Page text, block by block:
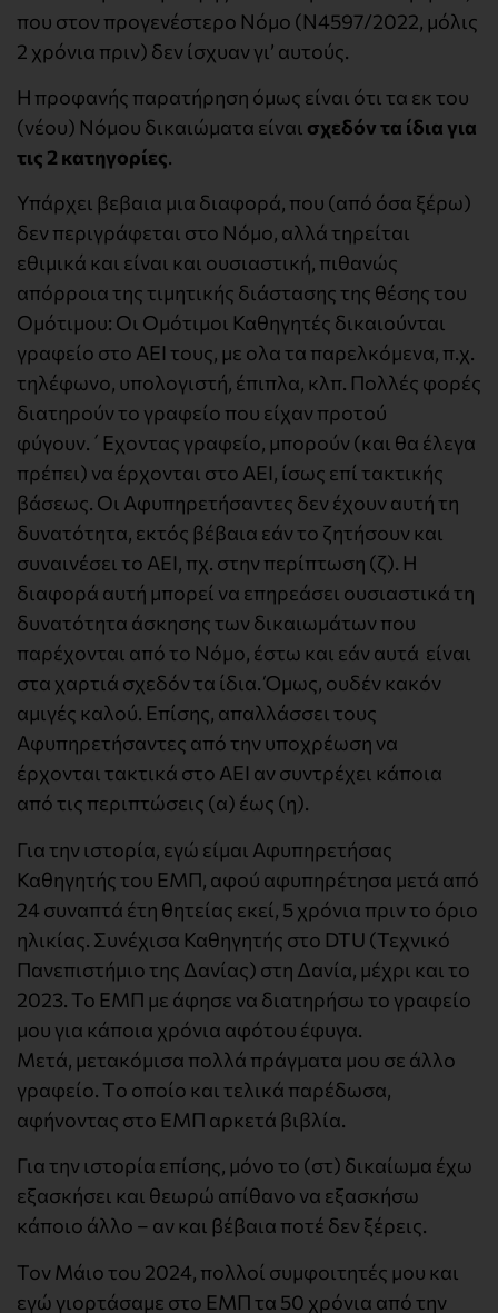
που στον προγενέστερο Νόμο (Ν4597/2022, μόλις
2 χρόνια πριν) δεν ίσχυαν γι’ αυτούς.
Η προφανής παρατήρηση όμως είναι ότι τα εκ του
(νέου) Νόμου δικαιώματα είναι σχεδόν τα ίδια για
τις 2 κατηγορίες.
Υπάρχει βεβαια μια διαφορά, που (από όσα ξέρω)
δεν περιγράφεται στο Νόμο, αλλά τηρείται
εθιμικά και είναι και ουσιαστική, πιθανώς
απόρροια της τιμητικής διάστασης της θέσης του
Ομότιμου: Οι Ομότιμοι Καθηγητές δικαιούνται
γραφείο στο ΑΕΙ τους, με ολα τα παρελκόμενα, π.χ.
τηλέφωνο, υπολογιστή, έπιπλα, κλπ. Πολλές φορές
διατηρούν το γραφείο που είχαν προτού
φύγουν.΄Εχοντας γραφείο, μπορούν (και θα έλεγα
πρέπει) να έρχονται στο ΑΕΙ, ίσως επί τακτικής
βάσεως. Οι Αφυπηρετήσαντες δεν έχουν αυτή τη
δυνατότητα, εκτός βέβαια εάν το ζητήσουν και
συναινέσει το ΑΕΙ, πχ. στην περίπτωση (ζ). Η
διαφορά αυτή μπορεί να επηρεάσει ουσιαστικά τη
δυνατότητα άσκησης των δικαιωμάτων που
παρέχονται από το Νόμο, έστω και εάν αυτά είναι
στα χαρτιά σχεδόν τα ίδια. Όμως, ουδέν κακόν
αμιγές καλού. Επίσης, απαλλάσσει τους
Αφυπηρετήσαντες από την υποχρέωση να
έρχονται τακτικά στο ΑΕΙ αν συντρέχει κάποια
από τις περιπτώσεις (α) έως (η).
Για την ιστορία, εγώ είμαι Αφυπηρετήσας
Καθηγητής του ΕΜΠ, αφού αφυπηρέτησα μετά από
24 συναπτά έτη θητείας εκεί, 5 χρόνια πριν το όριο
ηλικίας. Συνέχισα Καθηγητής στο DTU (Τεχνικό
Πανεπιστήμιο της Δανίας) στη Δανία, μέχρι και το
2023. Το ΕΜΠ με άφησε να διατηρήσω το γραφείο
μου για κάποια χρόνια αφότου έφυγα.
Mετά, μετακόμισα πολλά πράγματα μου σε άλλο
γραφείο. Τo οποίο και τελικά παρέδωσα,
αφήνοντας στο ΕΜΠ αρκετά βιβλία.
Για την ιστορία επίσης, μόνο το (στ) δικαίωμα έχω
εξασκήσει και θεωρώ απίθανο να εξασκήσω
κάποιο άλλο – αν και βέβαια ποτέ δεν ξέρεις.
Toν Μάιο του 2024, πολλοί συμφοιτητές μου και
εγώ γιορτάσαμε στο ΕΜΠ τα 50 χρόνια από την